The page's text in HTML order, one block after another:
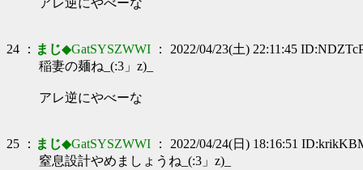
アレ逆にやべーな
24 ： まじ◆GatSYSZWWI ： 2022/04/23(土) 22:11:45
稲妻の麺ね_(:3」z)_
アレ逆にやべーな
25 ： まじ◆GatSYSZWWI ： 2022/04/24(日) 18:16:51
窒息設計やめましょうね_(:3」z)_